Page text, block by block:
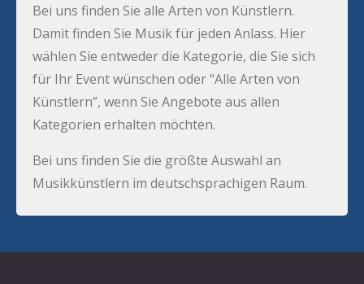
Bei uns finden Sie alle Arten von Künstlern.
Damit finden Sie Musik für jeden Anlass. Hier
wählen Sie entweder die Kategorie, die Sie sich
für Ihr Event wünschen oder “Alle Arten von
Künstlern”, wenn Sie Angebote aus allen
Kategorien erhalten möchten.
Bei uns finden Sie die größte Auswahl an
Musikkünstlern im deutschsprachigen Raum.